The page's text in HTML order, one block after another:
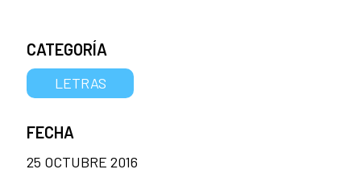
CATEGORÍA
LETRAS
FECHA
25 OCTUBRE 2016